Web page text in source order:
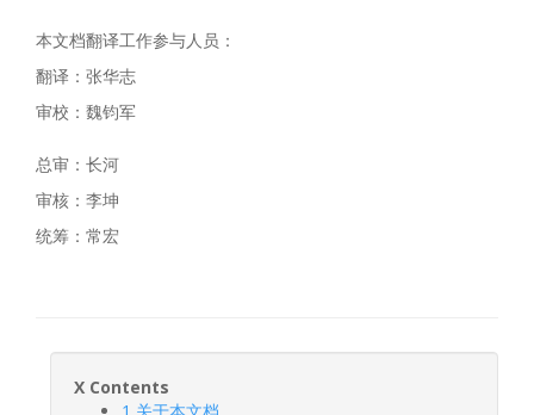
本文档翻译工作参与人员：
翻译：张华志
审校：魏钧军
总审：长河
审核：李坤
统筹：常宏
X Contents